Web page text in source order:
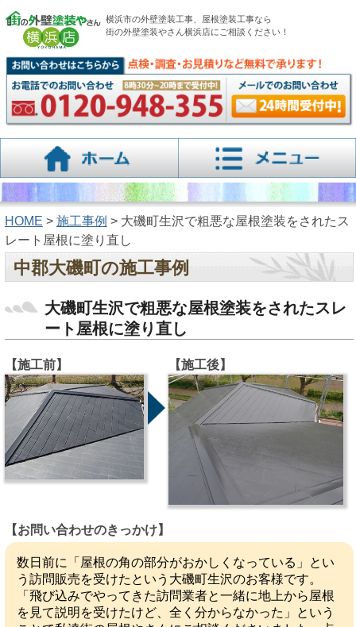
横浜市の外壁塗装工事、屋根塗装工事なら
街の外壁塗装やさん横浜店にご相談ください！
HOME > 施工事例 > 大磯町生沢で粗悪な屋根塗装をされたス
レート屋根に塗り直し
中郡大磯町の施工事例
大磯町生沢で粗悪な屋根塗装をされたスレ
ート屋根に塗り直し
【施工前】 【施工後】
【お問い合わせのきっかけ】
数日前に「屋根の角の部分がおかしくなっている」とい
う訪問販売を受けたという大磯町生沢のお客様です。
「飛び込みでやってきた訪問業者と一緒に地上から屋根
を見て説明を受けたけど、全く分からなかった」という